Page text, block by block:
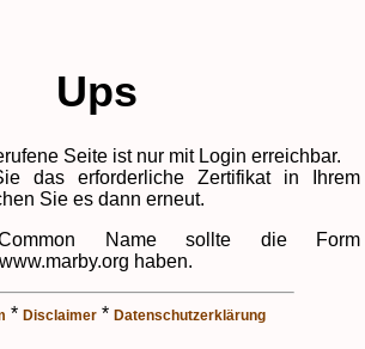
Ups
Seite ist nur mit Login erreichbar.
das erforderliche Zertifikat in Ihrem
Sie es dann erneut.
Name sollte die Form
haben.
* Disclaimer * Datenschutzerklärung